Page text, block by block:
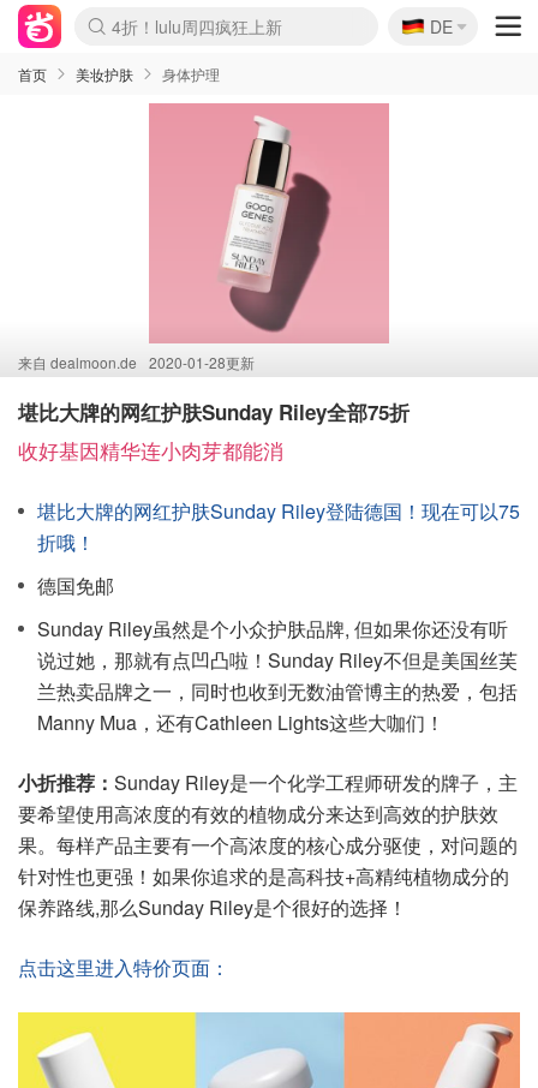
Boticinal 夏促开抢！
4折！lulu周四疯狂上新
还没结束！&OtherStories大促
Joybuy变相75折 随时失效
速领！Stanley独家85折
疑似霸哥！Camper额外叠85折
Zalando 奥莱闪促！每日更新
Moncler反季囤！5折起+叠9折
Coach Brooklyn仅€192
🇩🇪
DE
首页 美妆护肤 身体护理
来自 dealmoon.de 2020-01-28更新
堪比大牌的网红护肤Sunday Riley全部75折
收好基因精华连小肉芽都能消
堪比大牌的网红护肤Sunday Riley登陆德国！现在可以75
折哦！
德国免邮
Sunday Riley虽然是个小众护肤品牌, 但如果你还没有听
说过她，那就有点凹凸啦！Sunday Riley不但是美国丝芙
兰热卖品牌之一，同时也收到无数油管博主的热爱，包括
Manny Mua，还有Cathleen Lights这些大咖们！
小折推荐： Sunday Riley是一个化学工程师研发的牌子，主
要希望使用高浓度的有效的植物成分来达到高效的护肤效
果。每样产品主要有一个高浓度的核心成分驱使，对问题的
针对性也更强！如果你追求的是高科技+高精纯植物成分的
保养路线,那么Sunday Riley是个很好的选择！
点击这里进入特价页面：